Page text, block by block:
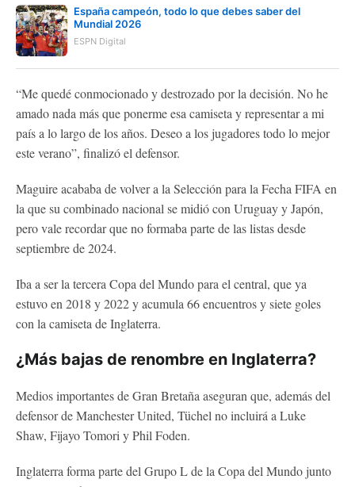
España campeón, todo lo que debes saber del
Mundial 2026
ESPN Digital
“Me quedé conmocionado y destrozado por la decisión. No he
amado nada más que ponerme esa camiseta y representar a mi
país a lo largo de los años. Deseo a los jugadores todo lo mejor
este verano”, finalizó el defensor.
Maguire acababa de volver a la Selección para la Fecha FIFA en
la que su combinado nacional se midió con Uruguay y Japón,
pero vale recordar que no formaba parte de las listas desde
septiembre de 2024.
Iba a ser la tercera Copa del Mundo para el central, que ya
estuvo en 2018 y 2022 y acumula 66 encuentros y siete goles
con la camiseta de Inglaterra.
¿Más bajas de renombre en Inglaterra?
Medios importantes de Gran Bretaña aseguran que, además del
defensor de Manchester United, Tüchel no incluirá a Luke
Shaw, Fijayo Tomori y Phil Foden.
Inglaterra forma parte del Grupo L de la Copa del Mundo junto